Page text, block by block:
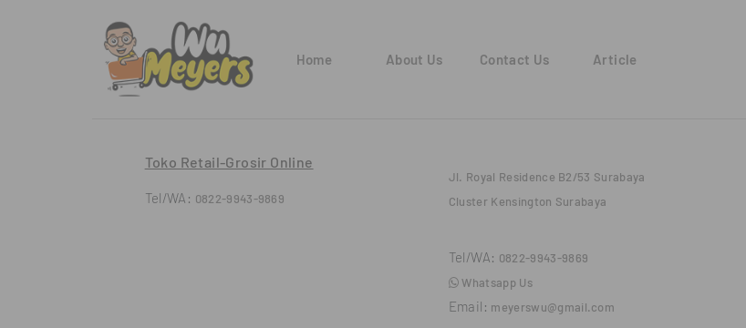
Home About Us Contact Us Article
Toko Retail-Grosir Online
Tel/WA: 0822-9943-9869
Jl. Royal Residence B2/53 Surabaya
Cluster Kensington Surabaya
Tel/WA: 0822-9943-9869
Whatsapp Us
Email: meyerswu@gmail.com